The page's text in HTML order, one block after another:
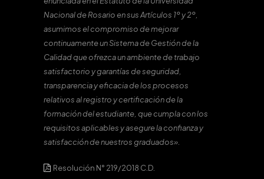
Nacional de Rosario en sus Artículos 1º y 2º,
asumimos el compromiso de mejorar
continuamente un Sistema de Gestión de la
Calidad que ofrezca un ambiente de trabajo
satisfactorio y garantías de seguridad,
transparencia y eficacia de los procesos
relativos al registro y certificación de la
formación del estudiante, que cumpla con los
requisitos aplicables y asegure la confianza y
satisfacción de nuestros graduados».
Resolución N° 219/2018 C.D.